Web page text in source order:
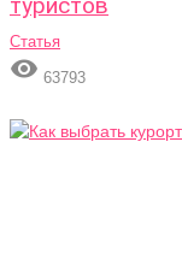
Статья
 63793